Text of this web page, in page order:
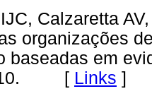
Calzaretta
organizações
baseadas em
[ Links ]